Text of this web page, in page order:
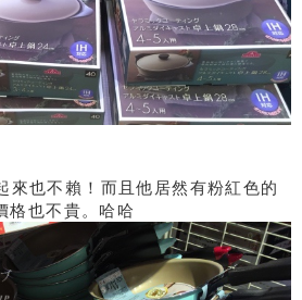
也不賴！而且他居然有粉紅色的
格也不貴。哈哈